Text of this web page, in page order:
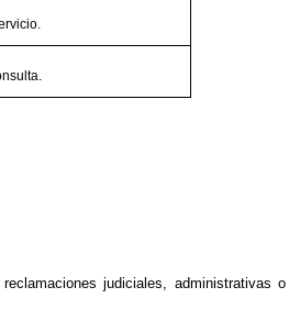
judiciales, administrativas o